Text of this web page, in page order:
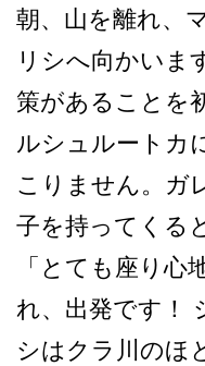
朝、山を離れ、
リシへ向かいま
策­があることを
ルシュルートカ­
こりません。ガ
子を持ってくる
「­とても座り心
れ、出発です！
シは­クラ川のほ